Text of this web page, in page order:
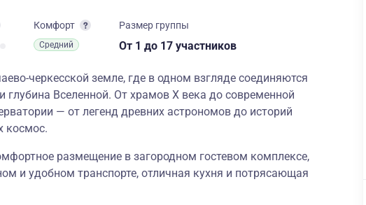
Комфорт
Средний
Размер группы
От 1 до 17 участников
черкесской земле, где в одном взгляде соединяются
глубина Вселенной. От храмов X века до современной
— от легенд древних астрономов до историй
космос.
размещение в загородном гостевом комплексе,
и удобном транспорте, отличная кухня и потрясающая